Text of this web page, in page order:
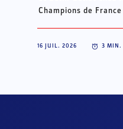
Champions de
16 JUIL. 2026 3 MIN.